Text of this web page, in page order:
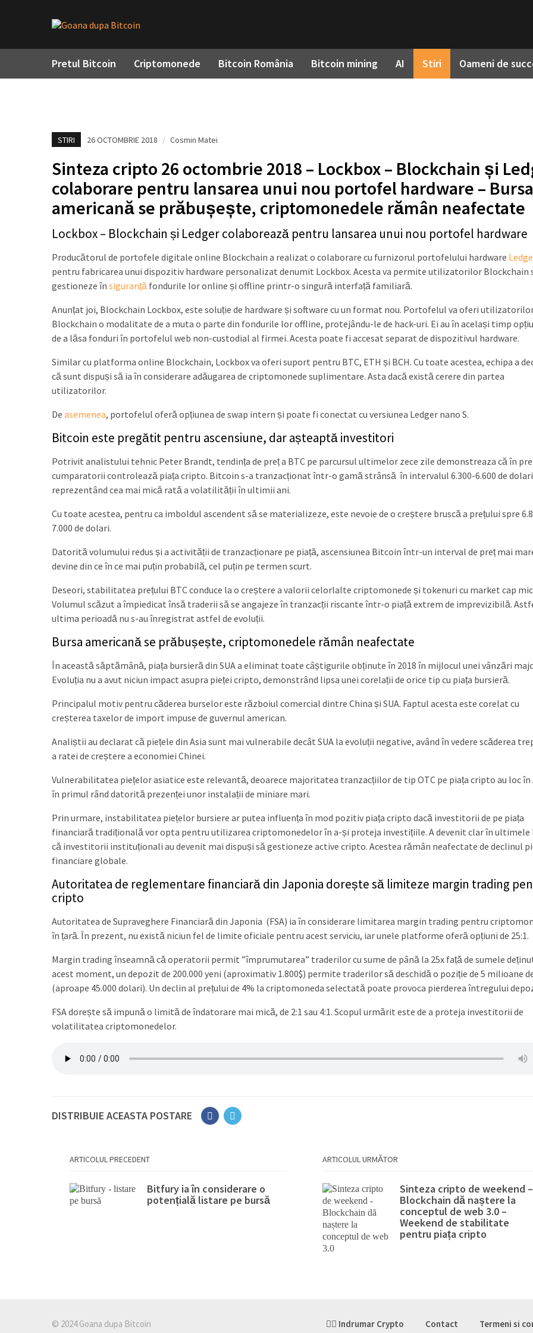
Pretul Bitcoin Criptomonede Bitcoin România Bitcoin mining AI Stiri Oameni de
STIRI 26 OCTOMBRIE 2018 / Cosmin Matei
Sinteza cripto 26 octombrie 2018 – Lockbox – Blockchain și
colaborare pentru lansarea unui nou portofel hardware – Bursa
americană se prăbușește, criptomonedele rămân neafectate
Lockbox – Blockchain și Ledger colaborează pentru lansarea unui nou portofel hardware
Producătorul de portofele digitale online Blockchain a realizat o colaborare cu furnizorul portofelului hardware
pentru fabricarea unui dispozitiv hardware personalizat denumit Lockbox. Acesta va permite utilizatorilor Blockchain
gestioneze în siguranță fondurile lor online și offline printr-o singură interfață familiară.
Anunțat joi, Blockchain Lockbox, este soluție de hardware și software cu un format nou. Portofelul va oferi
Blockchain o modalitate de a muta o parte din fondurile lor offline, protejându-le de hack-uri. Ei au în același timp
de a lăsa fonduri în portofelul web non-custodial al firmei. Acesta poate fi accesat separat de dispozitivul hardware.
Similar cu platforma online Blockchain, Lockbox va oferi suport pentru BTC, ETH și BCH. Cu toate acestea, echipa a
că sunt dispuși să ia în considerare adăugarea de criptomonede suplimentare. Asta dacă există cerere din partea
utilizatorilor.
De asemenea, portofelul oferă opțiunea de swap intern și poate fi conectat cu versiunea Ledger nano S.
Bitcoin este pregătit pentru ascensiune, dar așteaptă investitori
Potrivit analistului tehnic Peter Brandt, tendința de preț a BTC pe parcursul ultimelor zece zile demonstreaza că în
cumparatorii controlează piața cripto. Bitcoin s-a tranzacționat într-o gamă strânsă în intervalul 6.300-6.600 de
reprezentând cea mai mică rată a volatilității în ultimii ani.
Cu toate acestea, pentru ca imboldul ascendent să se materializeze, este nevoie de o creștere bruscă a prețului spre
7.000 de dolari.
Datorită volumului redus și a activității de tranzacționare pe piață, ascensiunea Bitcoin într-un interval de preț mai
devine din ce în ce mai puțin probabilă, cel puțin pe termen scurt.
Deseori, stabilitatea prețului BTC conduce la o creștere a valorii celorlalte criptomonede și tokenuri cu market cap
Volumul scăzut a împiedicat însă traderii să se angajeze în tranzacții riscante într-o piață extrem de imprevizibilă.
ultima perioadă nu s-au înregistrat astfel de evoluții.
Bursa americană se prăbușește, criptomonedele rămân neafectate
În această săptămână, piața bursieră din SUA a eliminat toate câștigurile obținute în 2018 în mijlocul unei vânzări
Evoluția nu a avut niciun impact asupra pieței cripto, demonstrând lipsa unei corelații de orice tip cu piața bursieră.
Principalul motiv pentru căderea burselor este războiul comercial dintre China și SUA. Faptul acesta este corelat cu
creșterea taxelor de import impuse de guvernul american.
Analiștii au declarat că piețele din Asia sunt mai vulnerabile decât SUA la evoluții negative, având în vedere scăderea
a ratei de creștere a economiei Chinei.
Vulnerabilitatea piețelor asiatice este relevantă, deoarece majoritatea tranzacțiilor de tip OTC pe piața cripto au loc în
în primul rând datorită prezenței unor instalații de miniare mari.
Prin urmare, instabilitatea piețelor bursiere ar putea influența în mod pozitiv piața cripto dacă investitorii de pe piața
financiară tradițională vor opta pentru utilizarea criptomonedelor în a-și proteja investițiile. A devenit clar în ultimele
că investitorii instituționali au devenit mai dispuși să gestioneze active cripto. Acestea rămân neafectate de declinul
financiare globale.
Autoritatea de reglementare financiară din Japonia dorește să limiteze margin trading
cripto
Autoritatea de Supraveghere Financiară din Japonia (FSA) ia în considerare limitarea margin trading pentru
în țară. În prezent, nu există niciun fel de limite oficiale pentru acest serviciu, iar unele platforme oferă opțiuni de 25:1.
Margin trading înseamnă că operatorii permit ”împrumutarea” traderilor cu sume de până la 25x față de sumele
acest moment, un depozit de 200.000 yeni (aproximativ 1.800$) permite traderilor să deschidă o poziție de 5 milioane
(aproape 45.000 dolari). Un declin al prețului de 4% la criptomoneda selectată poate provoca pierderea întregului
FSA dorește să impună o limită de îndatorare mai mică, de 2:1 sau 4:1. Scopul urmărit este de a proteja investitorii de
volatilitatea criptomonedelor.
DISTRIBUIE ACEASTA POSTARE
ARTICOLUL PRECEDENT
Bitfury ia în considerare o
potențială listare pe bursă
ARTICOLUL URMĂTOR
Sinteza cripto de weekend –
Blockchain dă naștere la
conceptul de web 3.0 –
Weekend de stabilitate
pentru piața cripto
© 2024 Goana dupa Bitcoin 👉🏽 Indrumar Crypto Contact Termeni si